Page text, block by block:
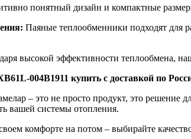
понятный дизайн и компактные
Паяные теплообменники подходят для
высокой эффективности теплообмена,
004B1911 купить с доставкой по
– это не просто продукт, это решение
вашей системы отопления.
комфорте на потом – выбирайте